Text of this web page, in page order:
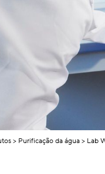
Purificação da água Lab